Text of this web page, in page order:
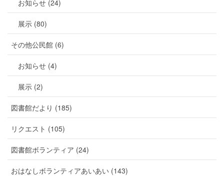
お知らせ (24)
展示 (80)
その他公民館 (6)
お知らせ (4)
展示 (2)
図書館だより (185)
リクエスト (105)
図書館ボランティア (24)
おはなしボランティアあいあい (143)